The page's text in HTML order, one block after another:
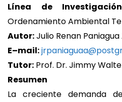
Línea de
Ordenamiento Ambiental
Autor:Julio Renan
E–mail:
Tutor: Prof. Dr. Jimmy
Resumen
La creciente demanda